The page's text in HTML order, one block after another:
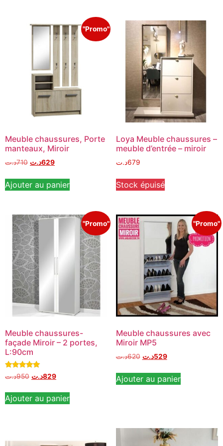
"Promo"
Meuble chaussures, Porte
manteaux, Miroir
710د.ت 629د.ت
Ajouter au panier
Loya Meuble chaussures –
meuble d’entrée – miroir
679د.ت
Stock épuisé
"Promo"
Meuble chaussures-
façade Miroir – 2 portes,
L:90cm
Note
5.00
950د.ت 829د.ت
Ajouter au panier
"Promo"
Meuble chaussures avec
Miroir MP5
620د.ت 529د.ت
Ajouter au panier